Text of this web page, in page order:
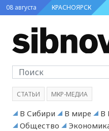
08 августа КРАСНОЯРСК
СТАТЬИ МКР-МЕДИА
В Сибири В мире В
Общество